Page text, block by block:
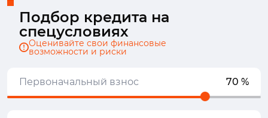
Подбор кредита на
спецусловиях
Оценивайте свои финансовые
возможности и риски
Первоначальный взнос 70 %